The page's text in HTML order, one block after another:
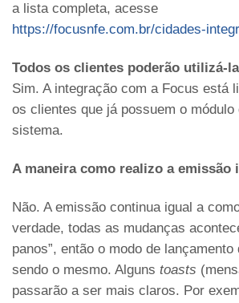
a lista completa, acesse
https://focusnfe.com.br/cidades-
Todos os clientes poderão utilizá-
Sim. A integração com a Focus está
os clientes que já possuem o módulo
sistema.
A maneira como realizo a emissão
Não. A emissão continua igual a
verdade, todas as mudanças
panos”, então o modo de
sendo o mesmo. Alguns toasts
passarão a ser mais claros. Por